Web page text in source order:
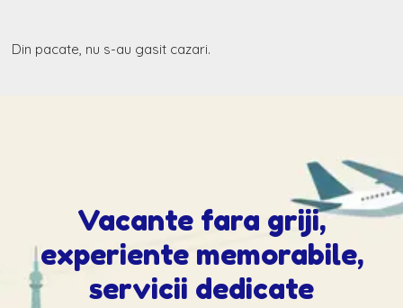
Din pacate, nu s-au gasit cazari.
Vacante fara griji,
experiente memorabile,
servicii dedicate